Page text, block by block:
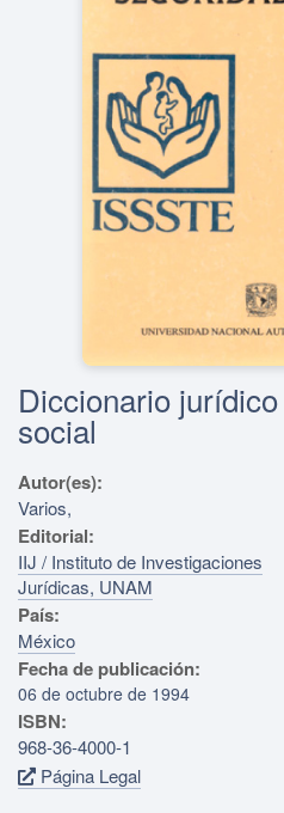
Diccionario
social
Autor(es):
Varios,
Editorial:
IIJ / Instituto de Investigaciones
Jurídicas, UNAM
País:
México
Fecha de publicación:
06 de octubre de 1994
ISBN:
968-36-4000-1
Página Legal